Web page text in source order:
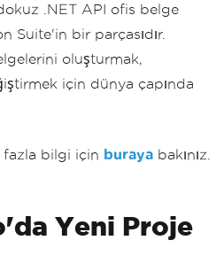
.NET API ofis belge
Suite'in bir parçasıdır.
oluşturmak,
için dünya çapında
fazla bilgi için buraya bakınız.
Yeni Proje